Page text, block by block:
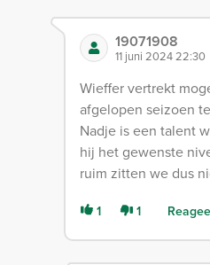
19071908
11 juni 2024 22:30
Wieffer vertrekt
afgelopen seizoen
Nadje is een talent
hij het gewenste
ruim zitten we dus
1 1